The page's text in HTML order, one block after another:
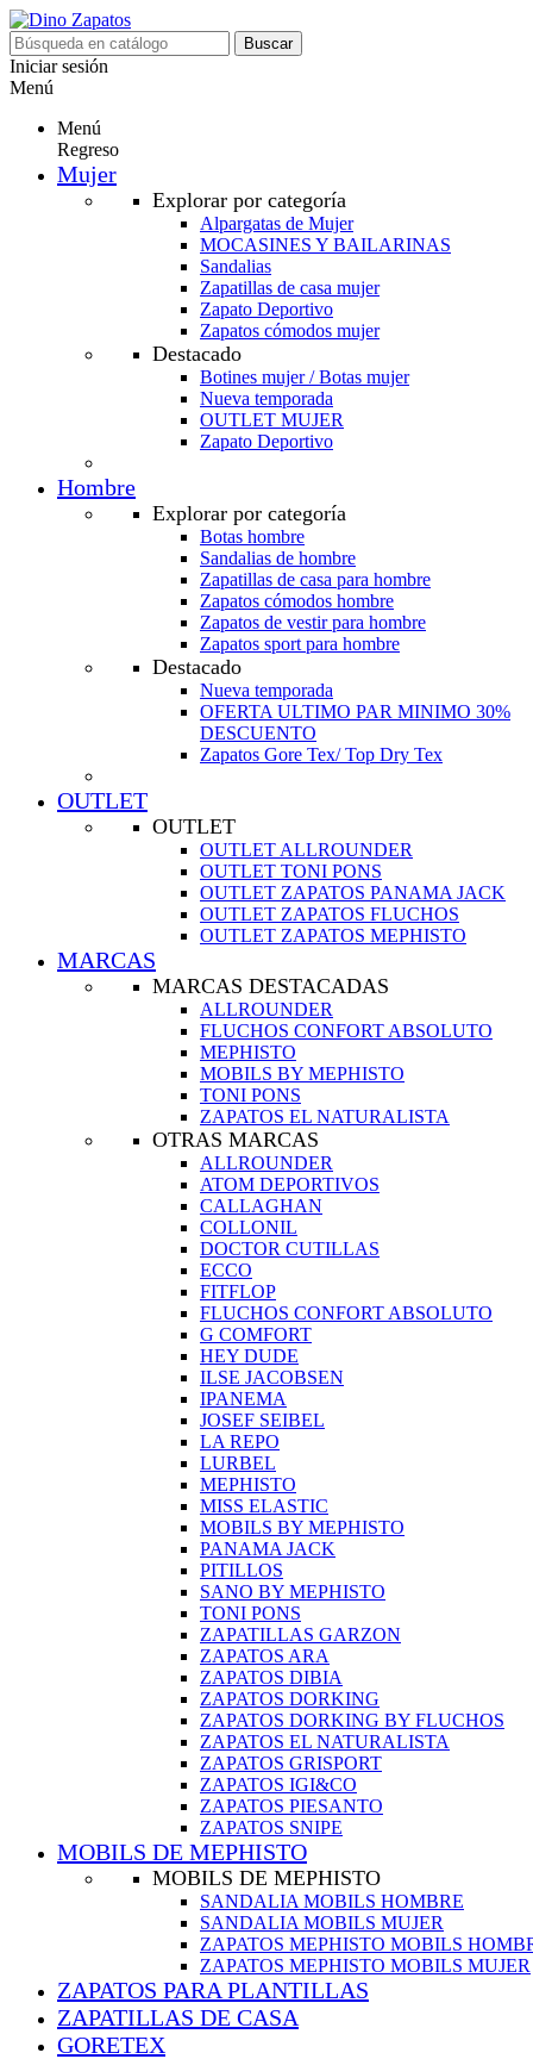
Buscar
Iniciar sesión
Menú
Menú
Regreso
Mujer
Explorar por categoría
Alpargatas de Mujer
MOCASINES Y BAILARINAS
Sandalias
Zapatillas de casa mujer
Zapato Deportivo
Zapatos cómodos mujer
Destacado
Botines mujer / Botas mujer
Nueva temporada
OUTLET MUJER
Zapato Deportivo
Hombre
Explorar por categoría
Botas hombre
Sandalias de hombre
Zapatillas de casa para hombre
Zapatos cómodos hombre
Zapatos de vestir para hombre
Zapatos sport para hombre
Destacado
Nueva temporada
OFERTA ULTIMO PAR MINIMO 30%
DESCUENTO
Zapatos Gore Tex/ Top Dry Tex
OUTLET
OUTLET
OUTLET ALLROUNDER
OUTLET TONI PONS
OUTLET ZAPATOS PANAMA JACK
OUTLET ZAPATOS FLUCHOS
OUTLET ZAPATOS MEPHISTO
MARCAS
MARCAS DESTACADAS
ALLROUNDER
FLUCHOS CONFORT ABSOLUTO
MEPHISTO
MOBILS BY MEPHISTO
TONI PONS
ZAPATOS EL NATURALISTA
OTRAS MARCAS
ALLROUNDER
ATOM DEPORTIVOS
CALLAGHAN
COLLONIL
DOCTOR CUTILLAS
ECCO
FITFLOP
FLUCHOS CONFORT ABSOLUTO
G COMFORT
HEY DUDE
ILSE JACOBSEN
IPANEMA
JOSEF SEIBEL
LA REPO
LURBEL
MEPHISTO
MISS ELASTIC
MOBILS BY MEPHISTO
PANAMA JACK
PITILLOS
SANO BY MEPHISTO
TONI PONS
ZAPATILLAS GARZON
ZAPATOS ARA
ZAPATOS DIBIA
ZAPATOS DORKING
ZAPATOS DORKING BY FLUCHOS
ZAPATOS EL NATURALISTA
ZAPATOS GRISPORT
ZAPATOS IGI&CO
ZAPATOS PIESANTO
ZAPATOS SNIPE
MOBILS DE MEPHISTO
MOBILS DE MEPHISTO
SANDALIA MOBILS HOMBRE
SANDALIA MOBILS MUJER
ZAPATOS MEPHISTO MOBILS
ZAPATOS MEPHISTO MOBILS MUJER
ZAPATOS PARA PLANTILLAS
ZAPATILLAS DE CASA
GORETEX